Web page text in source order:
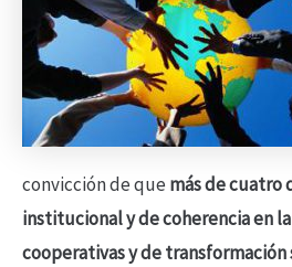
convicción de que más de cuatro
institucional y de coherencia en
cooperativas y de